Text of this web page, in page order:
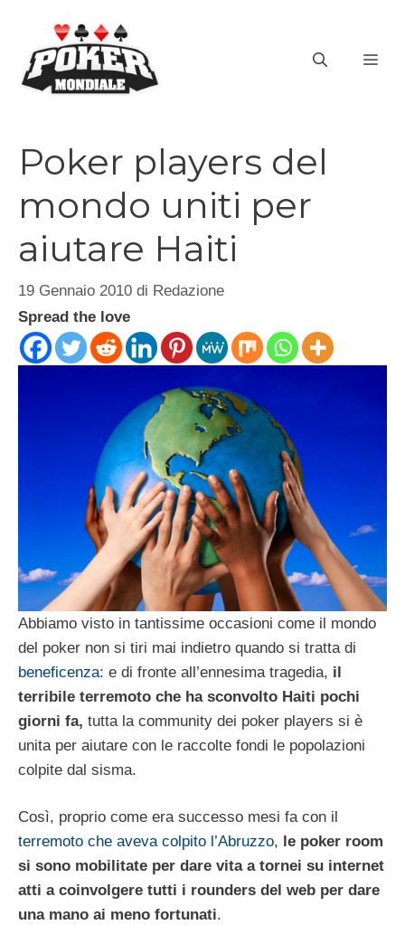
contenuto
Poker players del
mondo uniti per
aiutare Haiti
19 Gennaio 2010 di Redazione
Spread the love
Abbiamo visto in tantissime occasioni come il mondo
del poker non si tiri mai indietro quando si tratta di
beneficenza: e di fronte all’ennesima tragedia, il
terribile terremoto che ha sconvolto Haiti pochi
giorni fa, tutta la community dei poker players si è
unita per aiutare con le raccolte fondi le popolazioni
colpite dal sisma.
Così, proprio come era successo mesi fa con il
terremoto che aveva colpito l’Abruzzo, le poker room
si sono mobilitate per dare vita a tornei su internet
atti a coinvolgere tutti i rounders del web per dare
una mano ai meno fortunati.